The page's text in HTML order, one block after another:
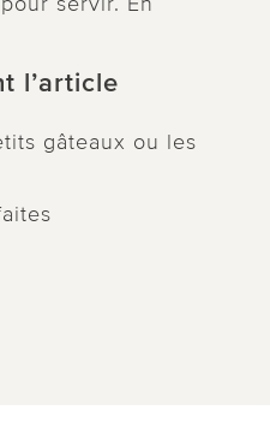
l’article
gâteaux ou les